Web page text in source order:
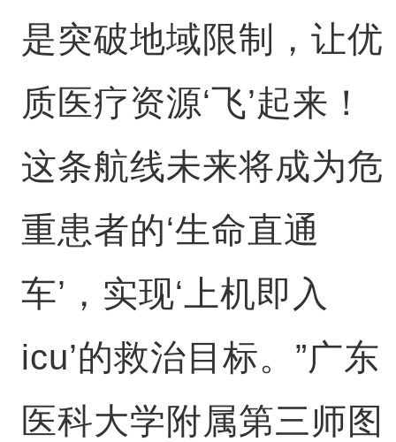
是突破地域限制，让优
质医疗资源‘飞’起来！
这条航线未来将成为危
重患者的‘生命直通
车’，实现‘上机即入
icu’的救治目标。”广东
医科大学附属第三师图